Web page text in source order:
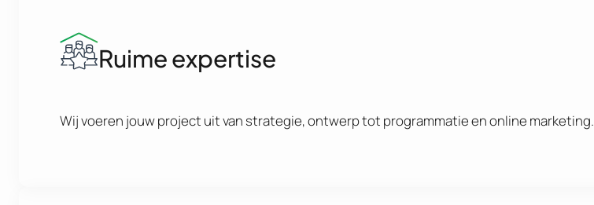
Ruime expertise
Wij voeren jouw project uit van strategie, ontwerp tot programmatie en online marketing.